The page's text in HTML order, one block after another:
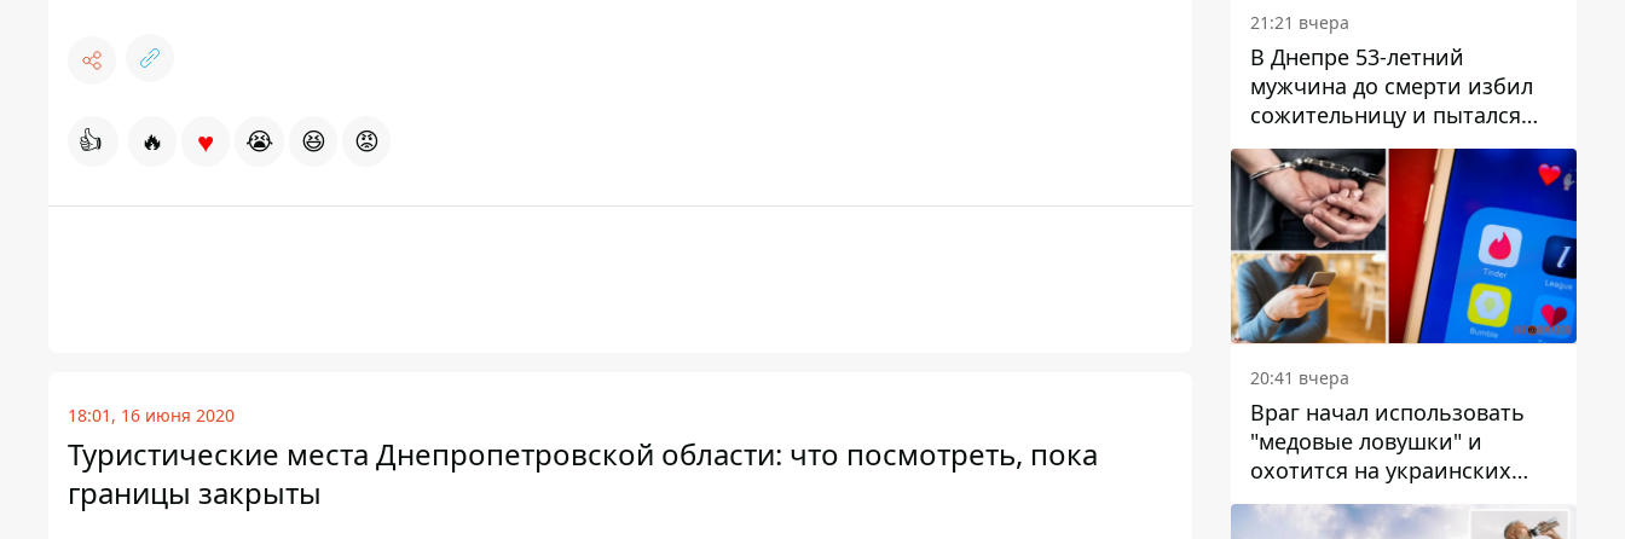
👍 🔥 ♥ 😭 😆 😡
18:01, 16 июня 2020
Туристические места Днепропетровской области: что посмотреть, пока
границы закрыты
21:21 вчера
В Днепре 53-летний
мужчина до смерти избил
сожительницу и пытался
скрыть преступление:
детали
20:41 вчера
Враг начал использовать
"медовые ловушки" и
охотится на украинских
военнослужащих